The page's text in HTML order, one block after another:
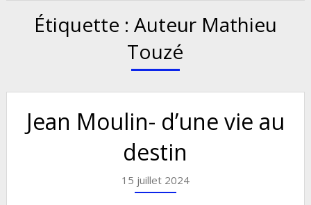
Étiquette : Auteur Mathieu
Touzé
Jean Moulin- d’une vie au
destin
15 juillet 2024